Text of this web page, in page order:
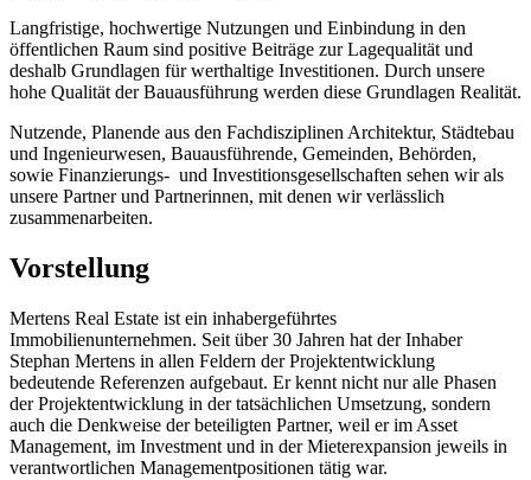
Langfristige, hochwertige Nutzungen und Einbindung in den
öffentlichen Raum sind positive Beiträge zur Lagequalität und
deshalb Grundlagen für werthaltige Investitionen. Durch unsere
hohe Qualität der Bauausführung werden diese Grundlagen Realität.
Nutzende, Planende aus den Fachdisziplinen Architektur, Städtebau
und Ingenieurwesen, Bauausführende, Gemeinden, Behörden,
sowie Finanzierungs- und Investitionsgesellschaften sehen wir als
unsere Partner und Partnerinnen, mit denen wir verlässlich
zusammenarbeiten.
Vorstellung
Mertens Real Estate ist ein inhabergeführtes
Immobilienunternehmen. Seit über 30 Jahren hat der Inhaber
Stephan Mertens in allen Feldern der Projektentwicklung
bedeutende Referenzen aufgebaut. Er kennt nicht nur alle Phasen
der Projektentwicklung in der tatsächlichen Umsetzung, sondern
auch die Denkweise der beteiligten Partner, weil er im Asset
Management, im Investment und in der Mieterexpansion jeweils in
verantwortlichen Managementpositionen tätig war.